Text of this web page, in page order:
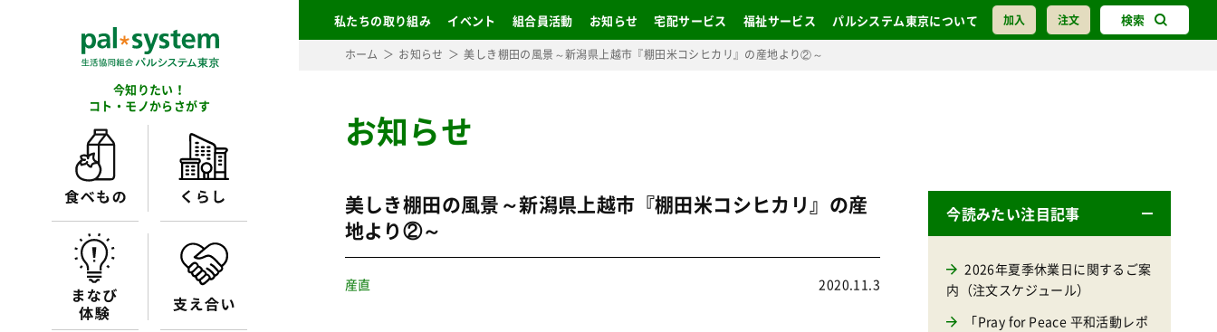
加入 注文 検索
私たちの取り組み イベント 組合員活動 お知らせ 宅配サービス 福祉サービス パルシステム東京について
今知りたい！
コト・モノからさがす
ホーム お知らせ 美しき棚田の風景～新潟県上越市『棚田米コシヒカリ』の産地より②～
お知らせ
美しき棚田の風景～新潟県上越市『棚田米コシヒカリ』の産
地より②～
産直 2020.11.3
今読みたい注目記事
2026年夏季休業日に関するご案
内（注文スケジュール）
「Pray for Peace 平和活動レポ